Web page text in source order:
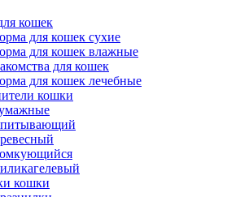
кошек
для кошек сухие
для кошек влажные
для кошек
для кошек лечебные
кошки
кошки